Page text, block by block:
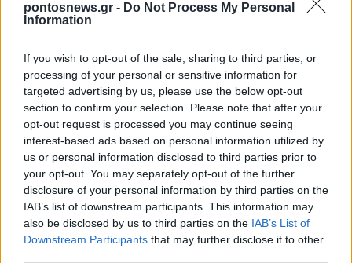
pontosnews.gr - Do Not Process My Personal
Information
If you wish to opt-out of the sale, sharing to third parties, or
processing of your personal or sensitive information for
targeted advertising by us, please use the below opt-out
section to confirm your selection. Please note that after your
opt-out request is processed you may continue seeing
interest-based ads based on personal information utilized by
us or personal information disclosed to third parties prior to
your opt-out. You may separately opt-out of the further
disclosure of your personal information by third parties on the
IAB’s list of downstream participants. This information may
also be disclosed by us to third parties on the IAB’s List of
Downstream Participants that may further disclose it to other
ΠΟΛΙΤΙΚΑ - ΜΙΚΡΑΣΙΑΤΙΚΑ
Χίος: Αναβίωσε για μια ακόμη χρονιά η άφιξη των
Μικρασιατών προσφύγων με τα ψαροκάικα –
Μαζί τους και η εικόνα της Αγίας Παρασκευής